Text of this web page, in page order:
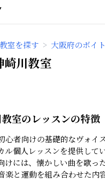
室を探す > 大阪府のボイ
崎川教室
室のレッスンの特徴
心者向けの基礎的なヴォイ
個人レッスンを提供して
には、懐かしい曲を歌っ
と運動を組み合わせた内